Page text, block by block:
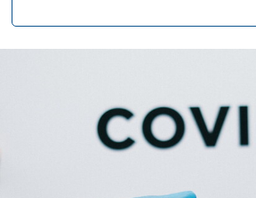
Activités à distance
Arts et culture
Plan de Développement Global
Organismes
Nouvelles